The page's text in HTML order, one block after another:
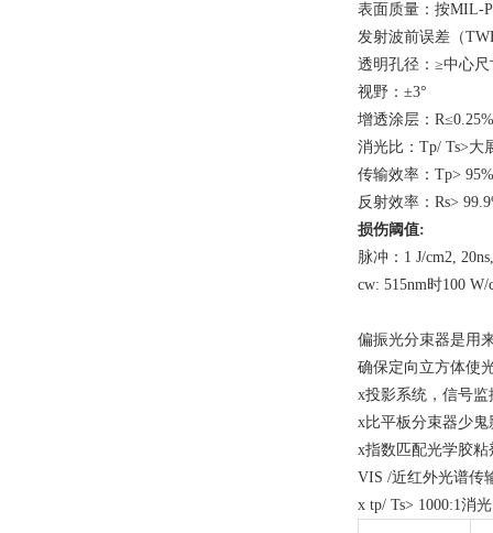
表面质量：按MIL-
发射波前误差（
透明孔径：≥中心尺
视野：±3°
增透涂层：
消光比：Tp/ Ts>大
传输效率：Tp> 95%
反射效率：Rs>
损伤阈值:
脉冲：1 J/cm2,
cw: 515nm时100 W/
偏振光分束器是用
确保定向立方体使
x投影系统，信号
x比平板分束器少鬼
x指数匹配光学胶
VIS /近红外光谱传
x tp/ Ts> 1000:1消